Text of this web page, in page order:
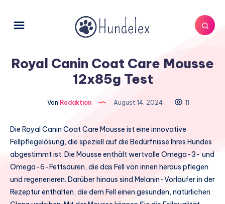
Royal Canin Coat Care Mousse
12x85g Test
Von Redaktion August 14, 2024 11
Die Royal Canin Coat Care Mousse ist eine innovative
Fellpflegelösung, die speziell auf die Bedürfnisse Ihres Hundes
abgestimmt ist. Die Mousse enthält wertvolle Omega-3- und
Omega-6-Fettsäuren, die das Fell von innen heraus pflegen
und regenerieren. Darüber hinaus sind Melanin-Vorläufer in der
Rezeptur enthalten, die dem Fell einen gesunden, natürlichen